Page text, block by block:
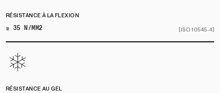
RÉSISTANCE À LA FLEXION
≥ 35 N/MM2
[ISO 10545-4]
RÉSISTANCE AU GEL